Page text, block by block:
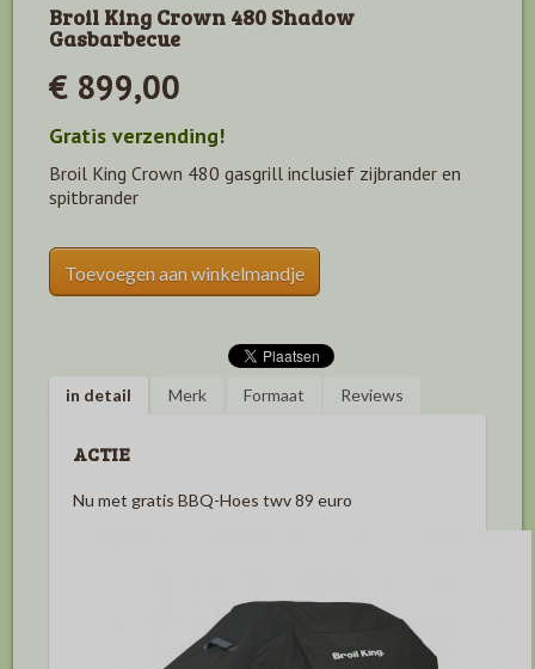
Broil King Crown 480 Shadow
Gasbarbecue
€ 899,00
Gratis verzending!
Broil King Crown 480 gasgrill inclusief zijbrander en
spitbrander
Toevoegen aan winkelmandje
in detail Merk Formaat Reviews
ACTIE
Nu met gratis BBQ-Hoes twv 89 euro